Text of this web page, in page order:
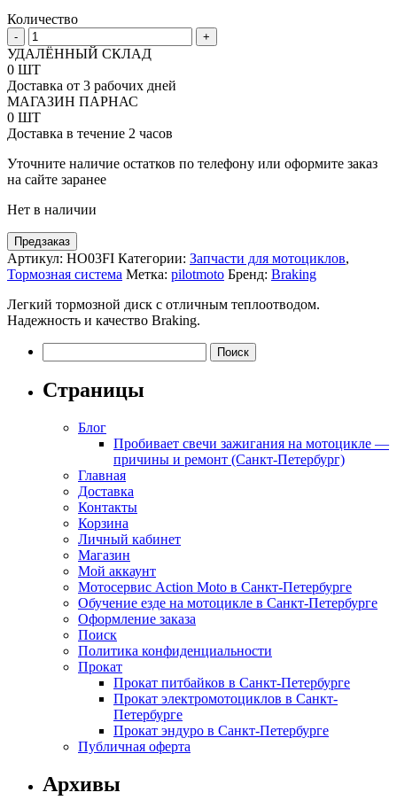
Количество
-
Количество
товара
Передний
тормозной
диск
Fix
Braking
мотоциклы
Honda
85-
NX
DOMINATOR650
88-
+
УДАЛЁННЫЙ СКЛАД
0 ШТ
Доставка от 3 рабочих дней
МАГАЗИН ПАРНАС
0 ШТ
Доставка в течение 2 часов
Уточните наличие остатков по телефону или оформите заказ
на сайте заранее
Нет в наличии
Предзаказ
Артикул: HO03FI Категории: Запчасти для мотоциклов,
Тормозная система Метка: pilotmoto Бренд: Braking
Легкий тормозной диск с отличным теплоотводом.
Надежность и качество Braking.
Страницы
Блог
Пробивает свечи зажигания на мотоцикле —
причины и ремонт (Санкт-Петербург)
Главная
Доставка
Контакты
Корзина
Личный кабинет
Магазин
Мой аккаунт
Мотосервис Action Moto в Санкт-Петербурге
Обучение езде на мотоцикле в Санкт-Петербурге
Оформление заказа
Поиск
Политика конфиденциальности
Прокат
Прокат питбайков в Санкт-Петербурге
Прокат электромотоциклов в Санкт-
Петербурге
Прокат эндуро в Санкт-Петербурге
Публичная оферта
Архивы